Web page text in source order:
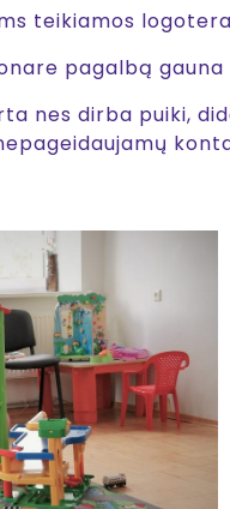
teikiamos
pagalbą
nes dirba puiki,